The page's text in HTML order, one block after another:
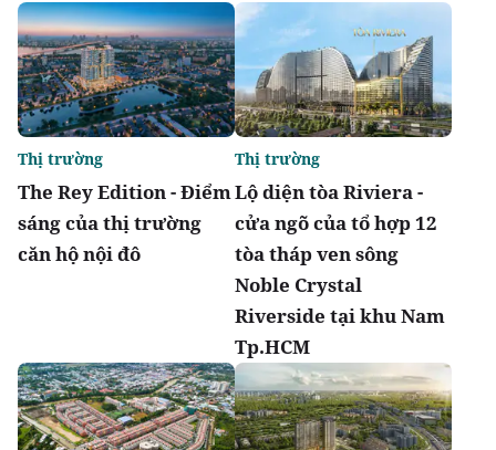
The Rey Edition - Điểm
sáng của thị trường
căn hộ nội đô
Thị trường
Lộ diện tòa Riviera -
cửa ngõ của tổ hợp 12
tòa tháp ven sông
Noble Crystal
Riverside tại khu Nam
Tp.HCM
Thị trường